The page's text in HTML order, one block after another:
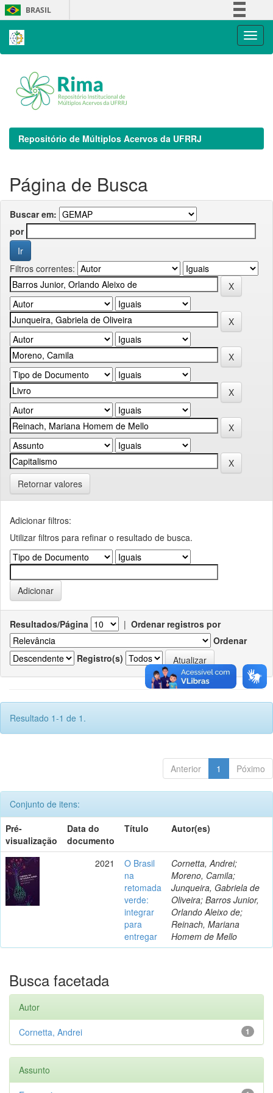
Skip
navigation
BRASIL
Repositório de Múltiplos Acervos da UFRRJ
Página de Busca
Buscar em:
por
Filtros correntes:
Retornar valores
Adicionar filtros:
Utilizar filtros para refinar o resultado de busca.
Resultados/Página | Ordenar registros por
Ordenar
Registro(s)
Resultado 1-1 de 1.
Anterior 1 Póximo
Conjunto de itens:
Pré-
visualização
Data do
documento
Título Autor(es)
2021
O Brasil
na
retomada
verde:
integrar
para
entregar
Cornetta, Andrei;
Moreno, Camila;
Junqueira, Gabriela de
Oliveira; Barros Junior,
Orlando Aleixo de;
Reinach, Mariana
Homem de Mello
Busca facetada
Autor
1
Cornetta, Andrei
Assunto